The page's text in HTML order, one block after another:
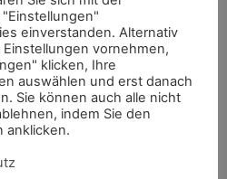
Deutsche Meisterin und
Leni-Sophie Gosmann ritt
registrierten
D-Casino Royale K (Z. u.
8,08 auf den vierten Platz.
mit Duvalier WS v. D-Gold AT-
B.: Gudrun Gernholt) unter
einverstanden. Alternativ
vornehmen,
klicken, Ihre
auswählen und erst danach
Sie können auch alle nicht
indem Sie den
anklicken.